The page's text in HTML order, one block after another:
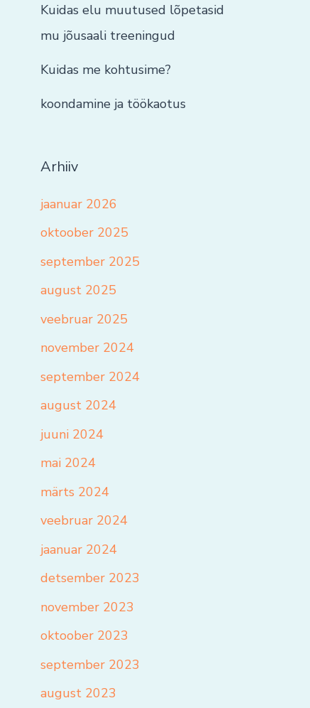
Kuidas elu muutused lõpetasid
mu jõusaali treeningud
Kuidas me kohtusime?
koondamine ja töökaotus
Arhiiv
jaanuar 2026
oktoober 2025
september 2025
august 2025
veebruar 2025
november 2024
september 2024
august 2024
juuni 2024
mai 2024
märts 2024
veebruar 2024
jaanuar 2024
detsember 2023
november 2023
oktoober 2023
september 2023
august 2023